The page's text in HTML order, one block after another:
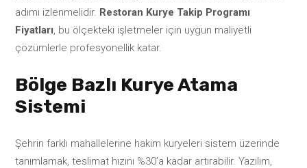
adımı izlenmelidir. Restoran Kurye Takip Programı
Fiyatları, bu ölçekteki işletmeler için uygun maliyetli
çözümlerle profesyonellik katar.
Bölge Bazlı Kurye Atama
Sistemi
Şehrin farklı mahallelerine hakim kuryeleri sistem üzerinde
tanımlamak, teslimat hızını %30’a kadar artırabilir. Yazılım,